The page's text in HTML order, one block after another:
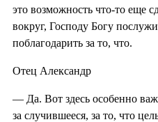
это возможность что-то еще
вокруг, Господу Богу
поблагодарить за то, что.
Отец Александр
— Да. Вот здесь особенно
за случившееся, за то, что